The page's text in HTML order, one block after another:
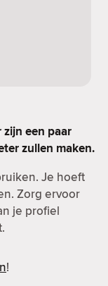
een paar
zullen maken.
Je hoeft
Zorg ervoor
je profiel
!